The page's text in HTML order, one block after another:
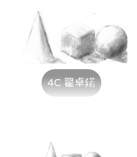
4C 翟卓鍩